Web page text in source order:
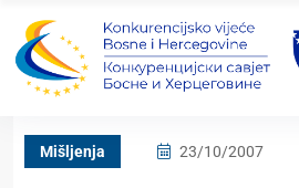
Mišljenja 23/10/2007